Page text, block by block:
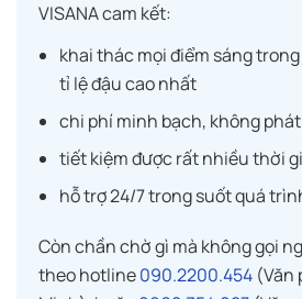
VISANA cam kết:
khai thác mọi điểm sáng
tỉ lệ đậu cao nhất
chi phí minh bạch, không
tiết kiệm được rất nhiều thời
hỗ trợ 24/7 trong suốt quá
Còn chần chờ gì mà không gọi
theo hotline090.2200.454 (Văn